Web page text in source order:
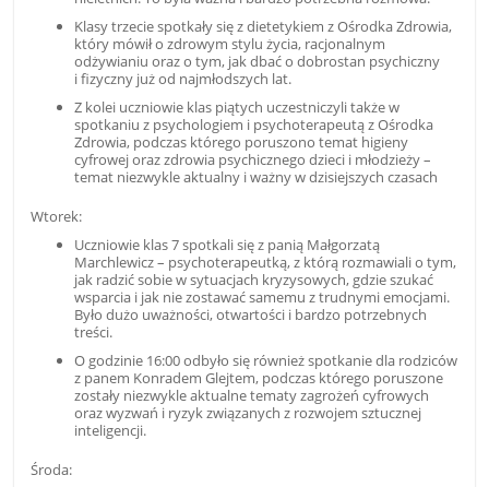
Klasy trzecie spotkały się z dietetykiem z Ośrodka Zdrowia,
który mówił o zdrowym stylu życia, racjonalnym
odżywianiu oraz o tym, jak dbać o dobrostan psychiczny
i fizyczny już od najmłodszych lat.
Z kolei uczniowie klas piątych uczestniczyli także w
spotkaniu z psychologiem i psychoterapeutą z Ośrodka
Zdrowia, podczas którego poruszono temat higieny
cyfrowej oraz zdrowia psychicznego dzieci i młodzieży –
temat niezwykle aktualny i ważny w dzisiejszych czasach
Wtorek:
Uczniowie klas 7 spotkali się z panią Małgorzatą
Marchlewicz – psychoterapeutką, z którą rozmawiali o tym,
jak radzić sobie w sytuacjach kryzysowych, gdzie szukać
wsparcia i jak nie zostawać samemu z trudnymi emocjami.
Było dużo uważności, otwartości i bardzo potrzebnych
treści.
O godzinie 16:00 odbyło się również spotkanie dla rodziców
z panem Konradem Glejtem, podczas którego poruszone
zostały niezwykle aktualne tematy zagrożeń cyfrowych
oraz wyzwań i ryzyk związanych z rozwojem sztucznej
inteligencji.
Środa: